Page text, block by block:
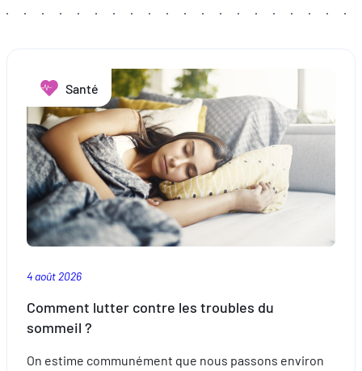
Santé
4 août 2026
Comment lutter contre les troubles du
sommeil ?
On estime communément que nous passons environ